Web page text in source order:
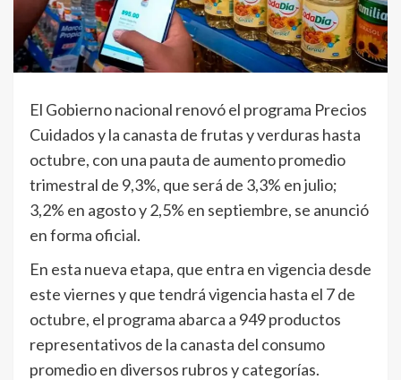
El Gobierno nacional renovó el programa Precios
Cuidados y la canasta de frutas y verduras hasta
octubre, con una pauta de aumento promedio
trimestral de 9,3%, que será de 3,3% en julio;
3,2% en agosto y 2,5% en septiembre, se anunció
en forma oficial.
En esta nueva etapa, que entra en vigencia desde
este viernes y que tendrá vigencia hasta el 7 de
octubre, el programa abarca a 949 productos
representativos de la canasta del consumo
promedio en diversos rubros y categorías.